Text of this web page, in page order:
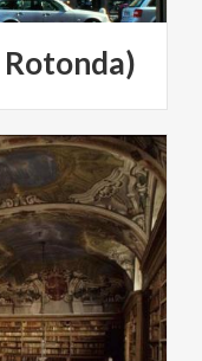
Rotonda)